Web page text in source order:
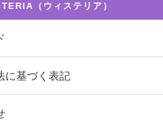
（ウィステリア）
に基づく表記